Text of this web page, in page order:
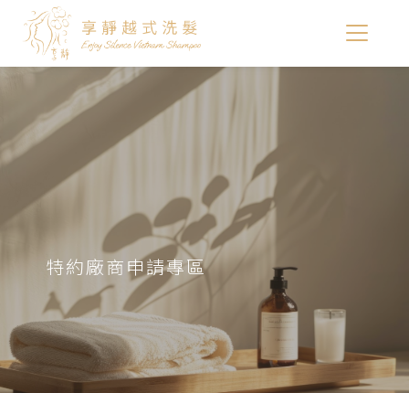
特約廠商申請專區